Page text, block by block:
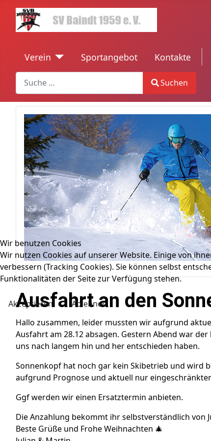
Verein Sportangebot Kontakte
Search
Type 2 or more characters for results.
Suchen
Ausfahrt an den
Hallo zusammen, leider mussten wir aufgrund
Ausfahrt am 28.12 absagen. Gestern Abend war
uns nach langem hin und her entschieden haben.
Sonnenkopf hat noch gar kein Skibetrieb und wird
aufgrund Prognose und aktuell nur
Ggf werden wir einen Ersatztermin anbieten.
Die Anzahlung bekommt ihr selbstverständlich von
Beste Grüße und Frohe Weihnachten 🎄
Wir benutzen Cookies
Wir nutzen Cookies auf unserer Website. Einige von
verbessern (Tracking Cookies). Sie können selbst
Funktionalitäten der Seite zur Verfügung stehen.
Akzeptieren
Ablehnen